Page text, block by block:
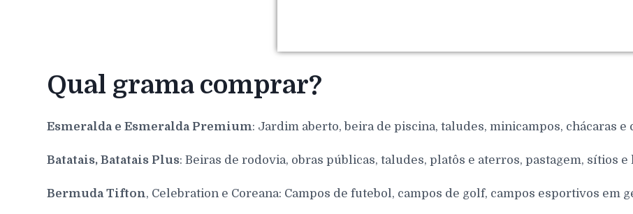
Qual grama comprar?
Esmeralda e Esmeralda Premium: Jardim aberto, beira de piscina, taludes, minicampos, chácaras e
Batatais, Batatais Plus: Beiras de rodovia, obras públicas, taludes, platôs e aterros, pastagem, sítios
Bermuda Tifton, Celebration e Coreana: Campos de futebol, campos de golf, campos esportivos em